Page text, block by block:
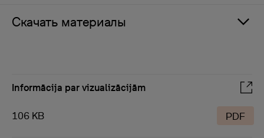
Скачать материалы
Informācija par vizualizācijām
106 KB PDF